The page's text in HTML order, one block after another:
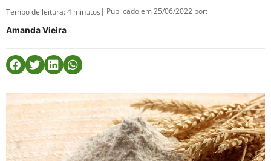
Tempo de leitura:4 minutos | Publicado em 25/06/2022 por:
Amanda Vieira